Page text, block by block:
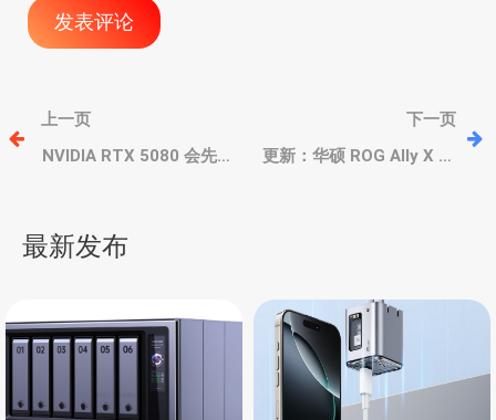
文
章
航
上一页
NVIDIA RTX 5080 会先
RX 8000
下一页
更新：华硕 ROG Ally X 掌
最新发布